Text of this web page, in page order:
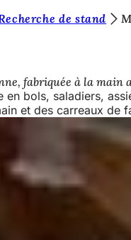
de stand
fabriquée à la
en bols, saladiers,
et des carreaux de